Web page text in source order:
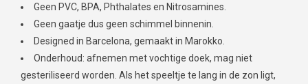
Geen PVC, BPA, Phthalates en Nitrosamines.
Geen gaatje dus geen schimmel binnenin.
Designed in Barcelona, gemaakt in Marokko.
Onderhoud: afnemen met vochtige doek, mag niet
gesteriliseerd worden. Als het speeltje te lang in de zon ligt,